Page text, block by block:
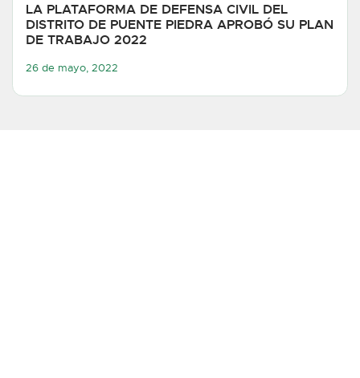
LA PLATAFORMA DE DEFENSA CIVIL DEL
DISTRITO DE PUENTE PIEDRA APROBÓ SU PLAN
DE TRABAJO 2022
26 de mayo, 2022